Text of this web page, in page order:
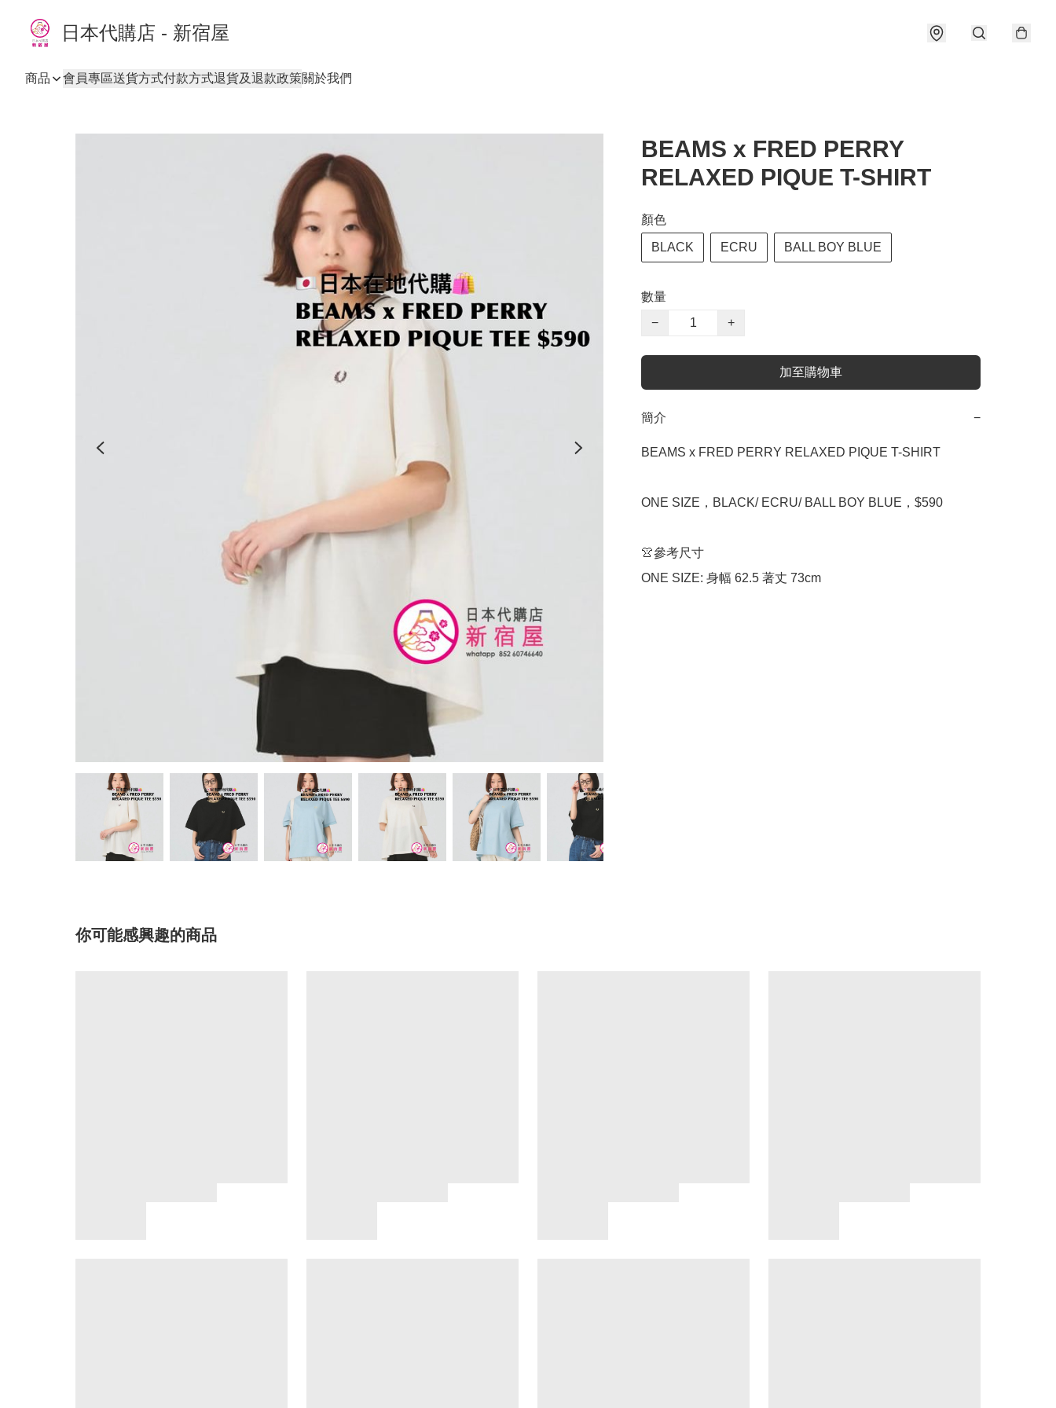
日本代購店 - 新宿屋
商品 會員專區送貨方式付款方式退貨及退款政策關於我們
BEAMS x FRED PERRY
RELAXED PIQUE T-SHIRT
顏色
BLACK ECRU BALL BOY BLUE
數量
−
+
加至購物車
簡介 −
BEAMS x FRED PERRY RELAXED PIQUE T-SHIRT
ONE SIZE，BLACK/ ECRU/ BALL BOY BLUE，$590
👚參考尺寸
ONE SIZE: 身幅 62.5 著丈 73cm
你可能感興趣的商品